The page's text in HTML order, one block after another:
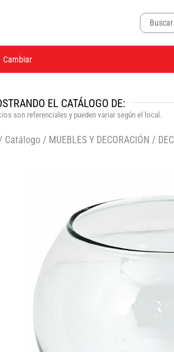
Cambiar
EL CATÁLOGO DE:
son referenciales y pueden variar según el local.
Catálogo / MUEBLES Y DECORACIÓN /